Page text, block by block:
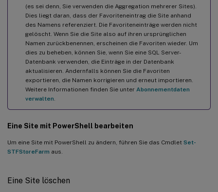
(es sei denn, Sie verwenden die Aggregation mehrerer Sites).
Dies liegt daran, dass der Favoriteneintrag die Site anhand
des Namens referenziert. Die Favoriteneinträge werden nicht
gelöscht. Wenn Sie die Site also auf ihren ursprünglichen
Namen zurückbenennen, erscheinen die Favoriten wieder. Um
dies zu beheben, können Sie, wenn Sie eine SQL Server-
Datenbank verwenden, die Einträge in der Datenbank
aktualisieren. Andernfalls können Sie die Favoriten
exportieren, die Namen korrigieren und erneut importieren.
Weitere Informationen finden Sie unter Abonnementdaten
verwalten
Eine Site mit PowerShell bearbeiten
Um eine Site mit PowerShell zu ändern, führen Sie das Cmdlet Set-
STFStoreFarm aus.
Eine Site löschen